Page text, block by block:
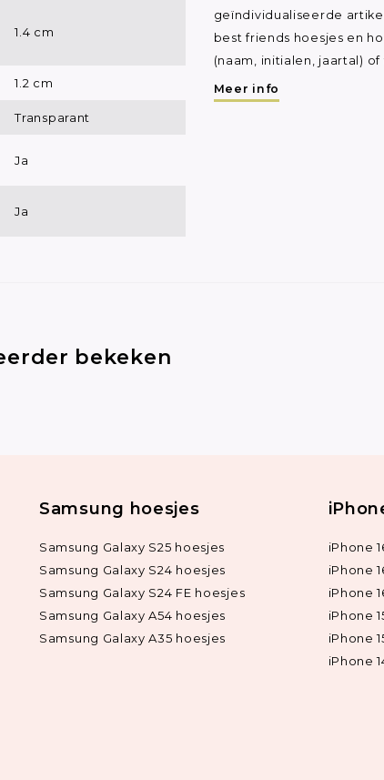
1.4 cm
1.2 cm
Transparant
Ja
Ja
geïndividualiseerde
best friends hoesjes en
(naam, initialen, jaartal) of
Meer info
bekeken
Samsung hoesjes
Samsung Galaxy S25 hoesjes
Samsung Galaxy S24 hoesjes
Samsung Galaxy S24 FE hoesjes
Samsung Galaxy A54 hoesjes
Samsung Galaxy A35 hoesjes
iPhone
iPhone
iPhone
iPhone
iPhone
iPhone